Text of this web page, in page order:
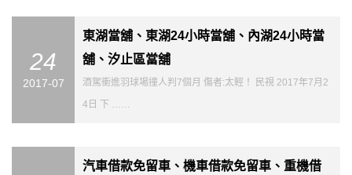
24
2017-07
東湖當舖、東湖24小時當舖、內湖24小時當
舖、汐止區當舖
酒駕衝進羽球場撞人判7個月 傷者:太輕！ 民視 2017年7月2
4日 下 ……
汽車借款免留車、機車借款免留車、重機借